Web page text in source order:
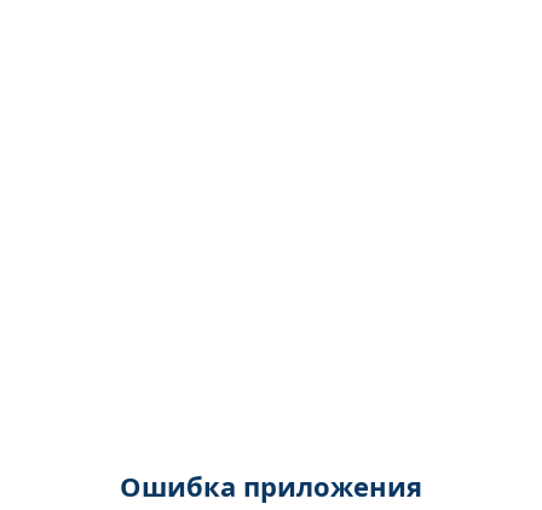
Ошибка приложения